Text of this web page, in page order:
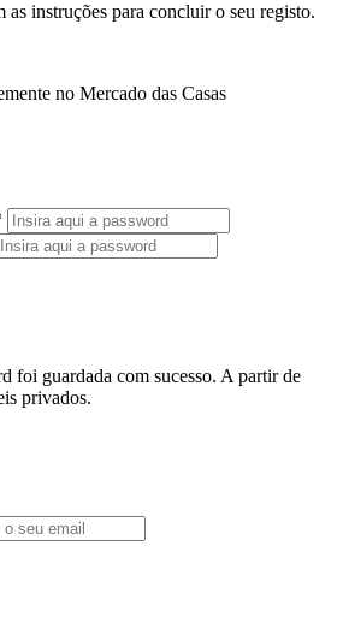
as instruções para concluir o seu registo.
no Mercado das Casas
foi guardada com sucesso. A partir de
privados.